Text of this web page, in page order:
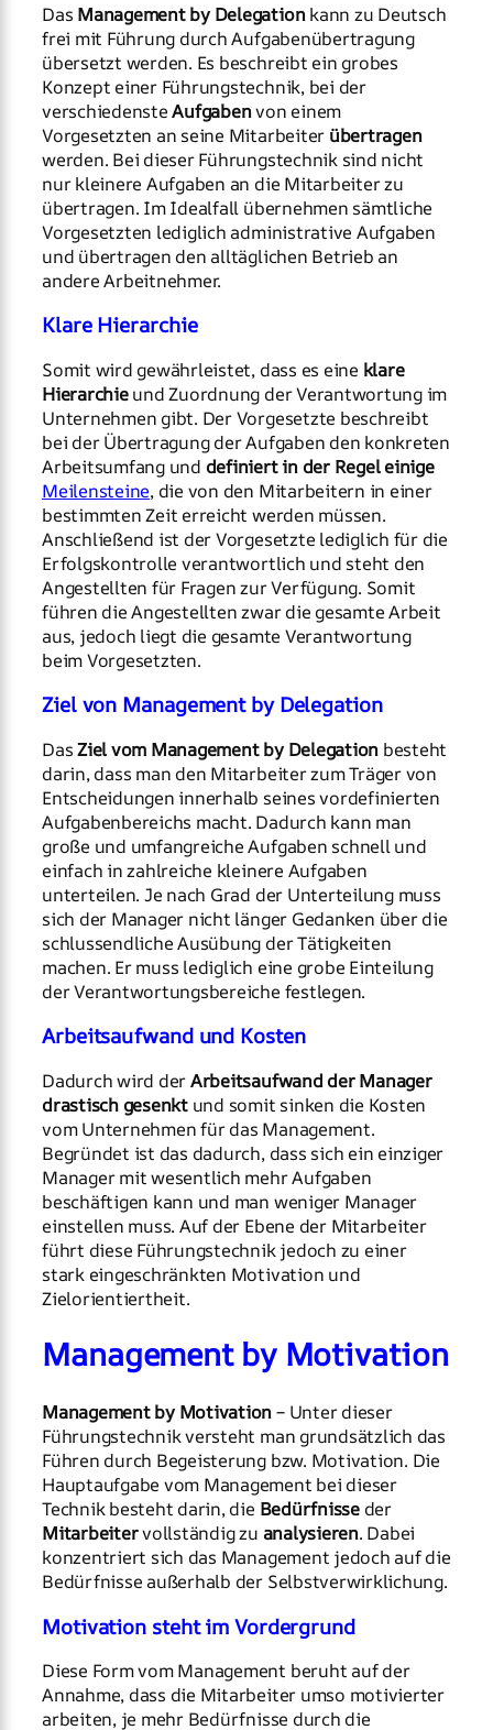
Das Management by Delegationkann zu Deutsch
frei mit Führung durch Aufgabenübertragung
übersetzt werden. Es beschreibt ein grobes
Konzept einer Führungstechnik, bei der
verschiedensteAufgabenvon einem
Vorgesetzten an seine Mitarbeiter übertragen
werden. Bei dieser Führungstechnik sind nicht
nur kleinere Aufgaben an die Mitarbeiter zu
übertragen. Im Idealfall übernehmen sämtliche
Vorgesetzten lediglich administrative Aufgaben
und übertragen den alltäglichen Betrieb an
andere Arbeitnehmer.
Klare Hierarchie
Somit wird gewährleistet, dass es eine klare
Hierarchieund Zuordnung der Verantwortung im
Unternehmen gibt. Der Vorgesetzte beschreibt
bei der Übertragung der Aufgaben den konkreten
Arbeitsumfang und definiert in der Regel einige
Meilensteine, die von den Mitarbeitern in einer
bestimmten Zeit erreicht werden müssen.
Anschließend ist der Vorgesetzte lediglich für die
Erfolgskontrolle verantwortlich und steht den
Angestellten für Fragen zur Verfügung. Somit
führen die Angestellten zwar die gesamte Arbeit
aus, jedoch liegt die gesamte Verantwortung
beim Vorgesetzten.
Ziel von Management by Delegation
DasZiel vom Management by Delegation besteht
darin, dass man den Mitarbeiter zum Träger von
Entscheidungen innerhalb seines vordefinierten
Aufgabenbereichs macht. Dadurch kann man
große und umfangreiche Aufgaben schnell und
einfach in zahlreiche kleinere Aufgaben
unterteilen. Je nach Grad der Unterteilung muss
sich der Manager nicht länger Gedanken über die
schlussendliche Ausübung der Tätigkeiten
machen. Er muss lediglich eine grobe Einteilung
der Verantwortungsbereiche festlegen.
Arbeitsaufwand und Kosten
Dadurch wird derArbeitsaufwand der Manager
drastisch gesenktund somit sinken die Kosten
vom Unternehmen für das Management.
Begründet ist das dadurch, dass sich ein einziger
Manager mit wesentlich mehr Aufgaben
beschäftigen kann und man weniger Manager
einstellen muss. Auf der Ebene der Mitarbeiter
führt diese Führungstechnik jedoch zu einer
stark eingeschränkten Motivation und
Zielorientiertheit.
Management by Motivation
Management by Motivation– Unter dieser
Führungstechnik versteht man grundsätzlich das
Führen durch Begeisterung bzw. Motivation. Die
Hauptaufgabe vom Management bei dieser
Technik besteht darin, die Bedürfnisseder
Mitarbeitervollständig zu analysieren. Dabei
konzentriert sich das Management jedoch auf die
Bedürfnisse außerhalb der Selbstverwirklichung.
Motivation steht im Vordergrund
Diese Form vom Management beruht auf der
Annahme, dass die Mitarbeiter umso motivierter
arbeiten, je mehr Bedürfnisse durch die